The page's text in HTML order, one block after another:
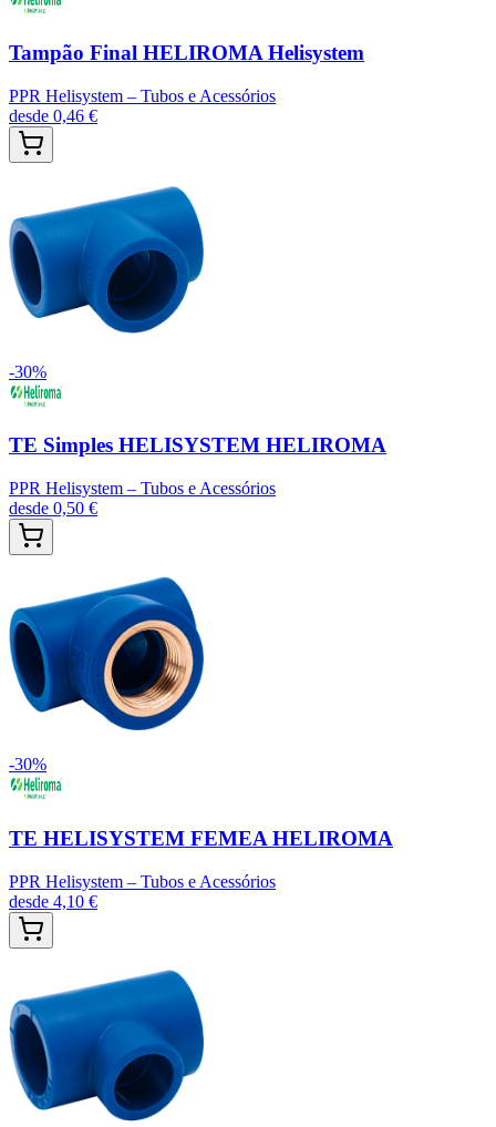
Tampão Final HELIROMA Helisystem
PPR Helisystem – Tubos e Acessórios
desde 0,46 €
-30%
TE Simples HELISYSTEM HELIROMA
PPR Helisystem – Tubos e Acessórios
desde 0,50 €
-30%
TE HELISYSTEM FEMEA HELIROMA
PPR Helisystem – Tubos e Acessórios
desde 4,10 €